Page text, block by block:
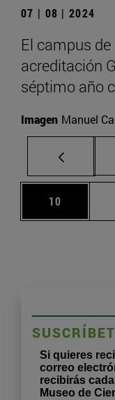
07 | 08 | 2024
El campus
acreditación
séptimo año
Imagen Manuel
Página
10
Si quieres
correo
recibirás
Museo de